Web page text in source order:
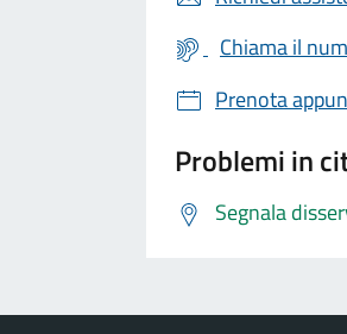
Chiama il
Prenota
Problemi in
Segnala